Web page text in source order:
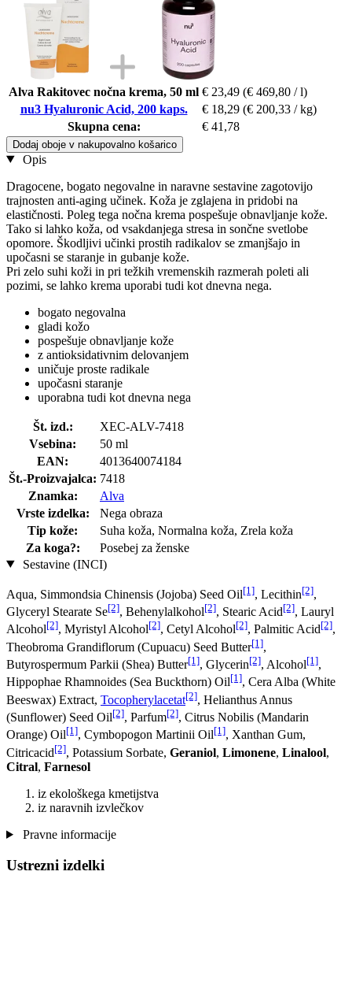
Alva Rakitovec nočna krema, 50 ml € 23,49 (€ 469,80 / l)
nu3 Hyaluronic Acid, 200 kaps.
€ 18,29 (€ 200,33 / kg)
Skupna cena:
€ 41,78
Dodaj oboje v nakupovalno košarico
Opis
Dragocene, bogato negovalne in naravne sestavine zagotovijo
trajnosten anti-aging učinek. Koža je zglajena in pridobi na
elastičnosti. Poleg tega nočna krema pospešuje obnavljanje kože.
Tako si lahko koža, od vsakdanjega stresa in sončne svetlobe
opomore. Škodljivi učinki prostih radikalov se zmanjšajo in
upočasni se staranje in gubanje kože.
Pri zelo suhi koži in pri težkih vremenskih razmerah poleti ali
pozimi, se lahko krema uporabi tudi kot dnevna nega.
bogato negovalna
gladi kožo
pospešuje obnavljanje kože
z antioksidativnim delovanjem
uničuje proste radikale
upočasni staranje
uporabna tudi kot dnevna nega
Št. izd.:
XEC-ALV-7418
Vsebina:
50 ml
EAN:
4013640074184
Št.-Proizvajalca: 7418
Znamka:
Alva
Vrste izdelka:
Nega obraza
Tip kože:
Suha koža, Normalna koža, Zrela koža
Za koga?:
Posebej za ženske
Sestavine (INCI)
Aqua, Simmondsia Chinensis (Jojoba) Seed Oil[1], Lecithin[2],
Glyceryl Stearate Se[2], Behenylalkohol[2], Stearic Acid[2], Lauryl
Alcohol[2], Myristyl Alcohol[2], Cetyl Alcohol[2], Palmitic Acid[2],
Theobroma Grandiflorum (Cupuacu) Seed Butter[1],
Butyrospermum Parkii (Shea) Butter[1], Glycerin[2], Alcohol[1],
Hippophae Rhamnoides (Sea Buckthorn) Oil[1], Cera Alba (White
Beeswax) Extract, Tocopherylacetat[2], Helianthus Annus
(Sunflower) Seed Oil[2], Parfum[2], Citrus Nobilis (Mandarin
Orange) Oil[1], Cymbopogon Martinii Oil[1], Xanthan Gum,
Citricacid[2], Potassium Sorbate, Geraniol, Limonene, Linalool,
Citral, Farnesol
iz ekološkega kmetijstva
iz naravnih izvlečkov
Pravne informacije
Ustrezni izdelki